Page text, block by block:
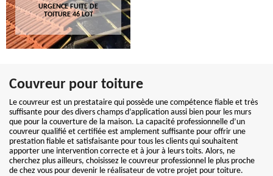
URGENCE FUITE DE
TOITURE 46 LOT
Couvreur pour toiture
Le couvreur est un prestataire qui possède une compétence fiable et très
suffisante pour des divers champs d’application aussi bien pour les murs
que pour la couverture de la maison. La capacité professionnelle d’un
couvreur qualifié et certifiée est amplement suffisante pour offrir une
prestation fiable et satisfaisante pour tous les clients qui souhaitent
apporter une intervention correcte et à jour à leurs toits. Alors, ne
cherchez plus ailleurs, choisissez le couvreur professionnel le plus proche
de chez vous pour devenir le réalisateur de votre projet pour toiture.